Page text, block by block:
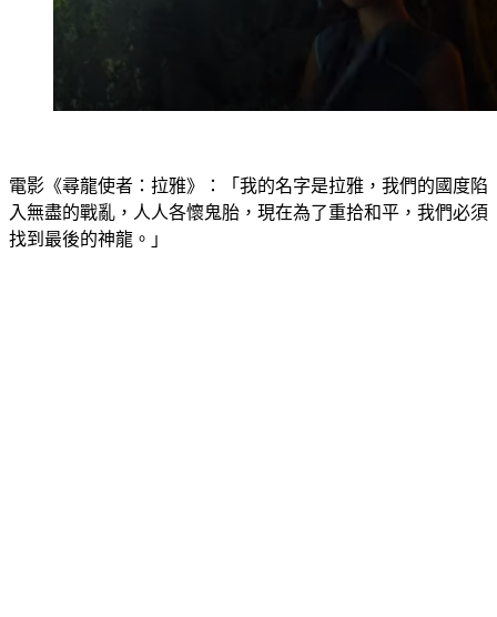
電影《尋龍使者：拉雅》：「我的名字是拉雅，我們的國度陷
入無盡的戰亂，人人各懷鬼胎，現在為了重拾和平，我們必須
找到最後的神龍。」